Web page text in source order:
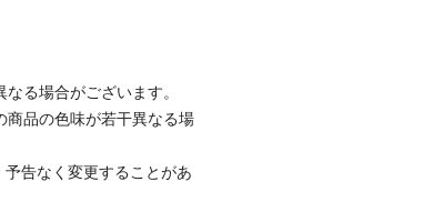
る場合がございます。
品の色味が若干異なる場
告なく変更することがあ